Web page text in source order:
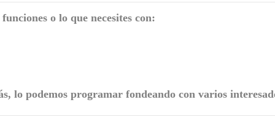
o lo que necesites con:
lo podemos programar fondeando con varios